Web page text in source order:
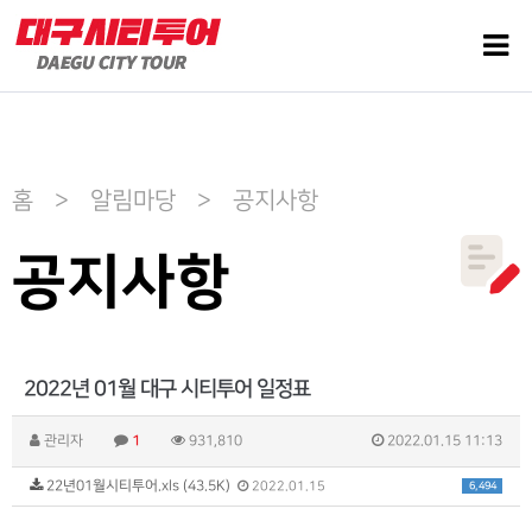
홈 > 알림마당 > 공지사항
공지사항
2022년 01월 대구 시티투어 일정표
관리자 1 931,810 2022.01.15 11:13
6,494
22년01월시티투어.xls (43.5K) 2022.01.15